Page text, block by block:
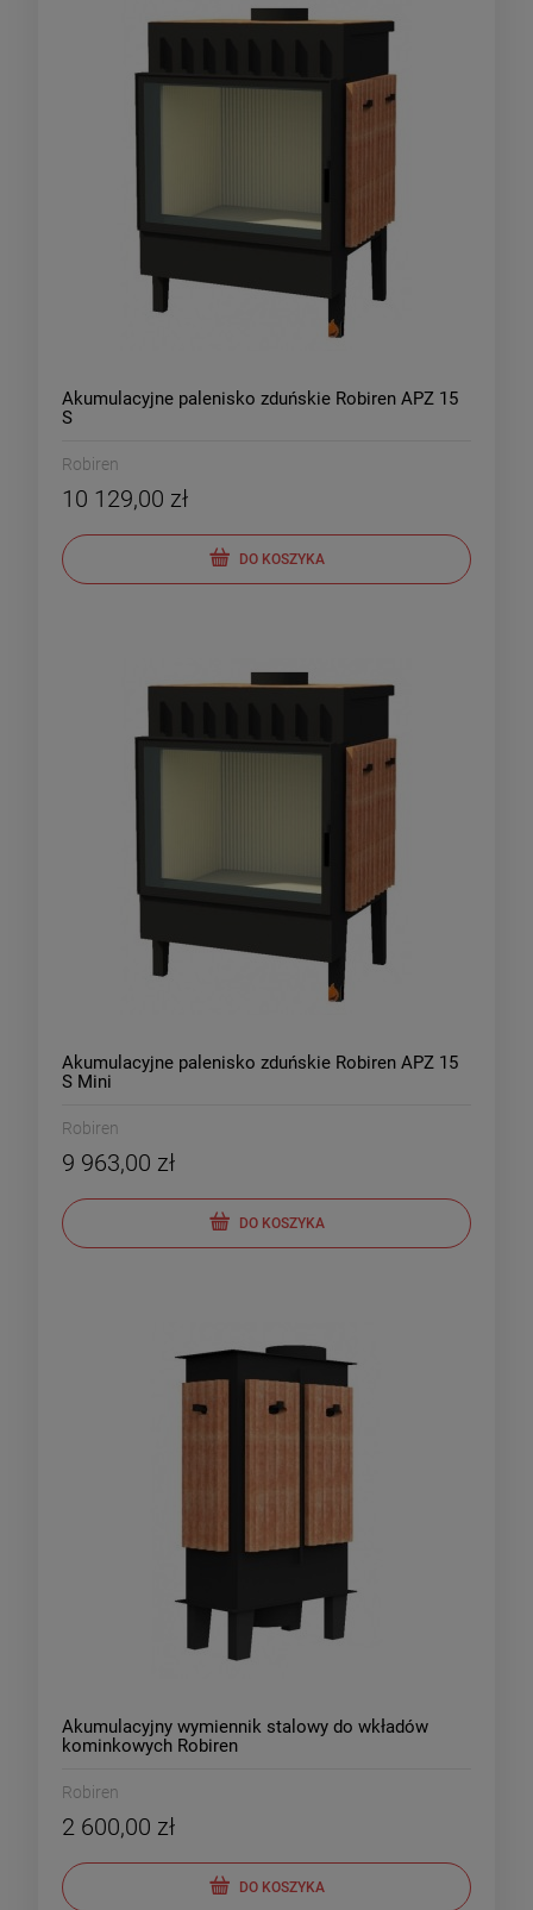
Akumulacyjne palenisko zduńskie Robiren APZ 15
S
Robiren
10 129,00 zł
DO KOSZYKA
Akumulacyjne palenisko zduńskie Robiren APZ 15
S Mini
Robiren
9 963,00 zł
DO KOSZYKA
Akumulacyjny wymiennik stalowy do wkładów
kominkowych Robiren
Robiren
2 600,00 zł
DO KOSZYKA